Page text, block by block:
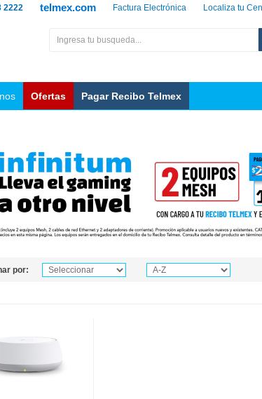
Localiza tu
Factura Electrónica
telmex.com
2222
Ofertas Pagar Recibo Telmex
por: